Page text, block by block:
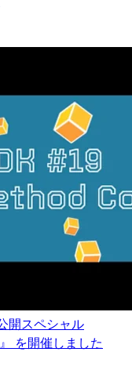
開スペシャル
を開催しました